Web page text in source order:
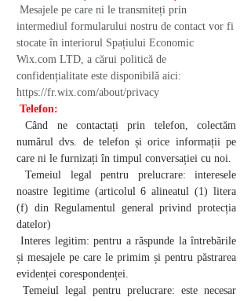
Mesajele pe care ni le transmiteți prin
intermediul formularului nostru de contact vor fi
stocate în interiorul Spațiului Economic
Wix.com LTD, a cărui politică de
confidențialitate este disponibilă aici:
https://fr.wix.com/about/privacy
Telefon:
Când ne contactați prin telefon, colectăm
numărul dvs. de telefon și orice informații pe
care ni le furnizați în timpul conversației cu noi.
Temeiul legal pentru prelucrare: interesele
noastre legitime (articolul 6 alineatul (1) litera
(f) din Regulamentul general privind protecția
datelor)
Interes legitim: pentru a răspunde la întrebările
și mesajele pe care le primim și pentru păstrarea
evidenței corespondenței.
Temeiul legal pentru prelucrare: este necesar